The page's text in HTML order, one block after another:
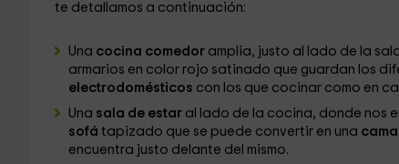
te detallamos a continuación:
Una cocina comedor amplia, justo al lado de la
armarios en color rojo satinado que guardan los
electrodomésticos con los que cocinar como en
Una sala de estar al lado de la cocina, donde nos
sofá tapizado que se puede convertir en una
encuentra justo delante del mismo.